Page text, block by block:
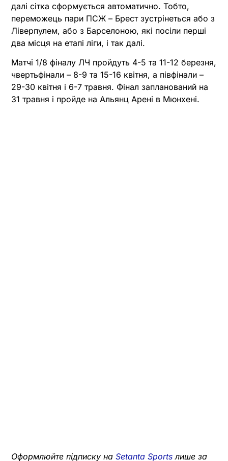
далі сітка сформується автоматично. Тобто,
переможець пари ПСЖ – Брест зустрінеться або з
Ліверпулем, або з Барселоною, які посіли перші
два місця на етапі ліги, і так далі.
Матчі 1/8 фіналу ЛЧ пройдуть 4-5 та 11-12 березня,
чвертьфінали – 8-9 та 15-16 квітня, а півфінали –
29-30 квітня і 6-7 травня. Фінал запланований на
31 травня і пройде на Альянц Арені в Мюнхені.
Оформлюйте підписку на Setanta Sports лише за